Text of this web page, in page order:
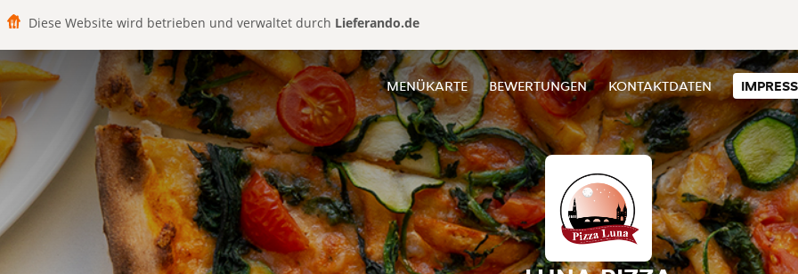
Diese Website wird betrieben und verwaltet durch Lieferando.de
MENÜKARTE BEWERTUNGEN KONTAKTDATEN